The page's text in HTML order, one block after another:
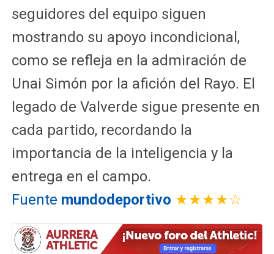
seguidores del equipo siguen
mostrando su apoyo incondicional,
como se refleja en la admiración de
Unai Simón por la afición del Rayo. El
legado de Valverde sigue presente en
cada partido, recordando la
importancia de la inteligencia y la
entrega en el campo.
Fuente mundodeportivo ★★★★☆